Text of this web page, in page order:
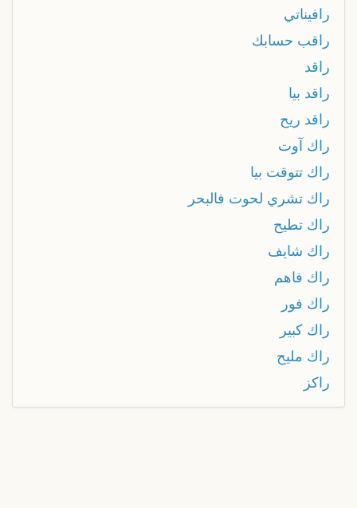
رافيناتي
راقب حسابك
راقد
راقد بيا
راقد ريح
راك آوت
راك تتوقت بيا
راك تشري لحوت فالبحر
راك تطيح
راك شايف
راك فاهم
راك فور
راك كبير
راك مليح
راكز